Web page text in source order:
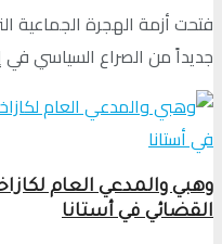
فتحت أزمة الهجرة الجماعية
جديداً من الصراع السياسي في
وهبي والمدعي العام
القضائي في أستانا